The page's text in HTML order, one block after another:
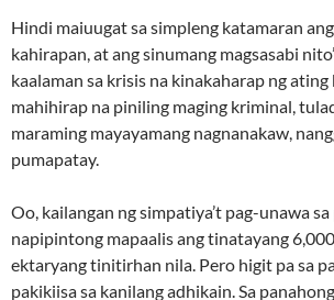
Hindi maiuugat sa simpleng katamaran
kahirapan, at ang sinumang magsasabi
kaalaman sa krisis na kinakaharap ng ating
mahihirap na piniling maging kriminal,
maraming mayayamang nagnanakaw,
pumapatay.
Oo, kailangan ng simpatiya’t pag-unawa
napipintong mapaalis ang tinatayang
ektaryang tinitirhan nila. Pero higit pa sa
pakikiisa sa kanilang adhikain. Sa